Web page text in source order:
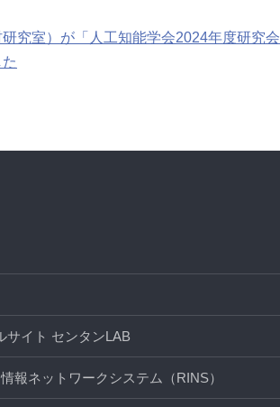
究室）が「人工知能学会2024年度研究会
サイト センタンLAB
報ネットワークシステム（RINS）